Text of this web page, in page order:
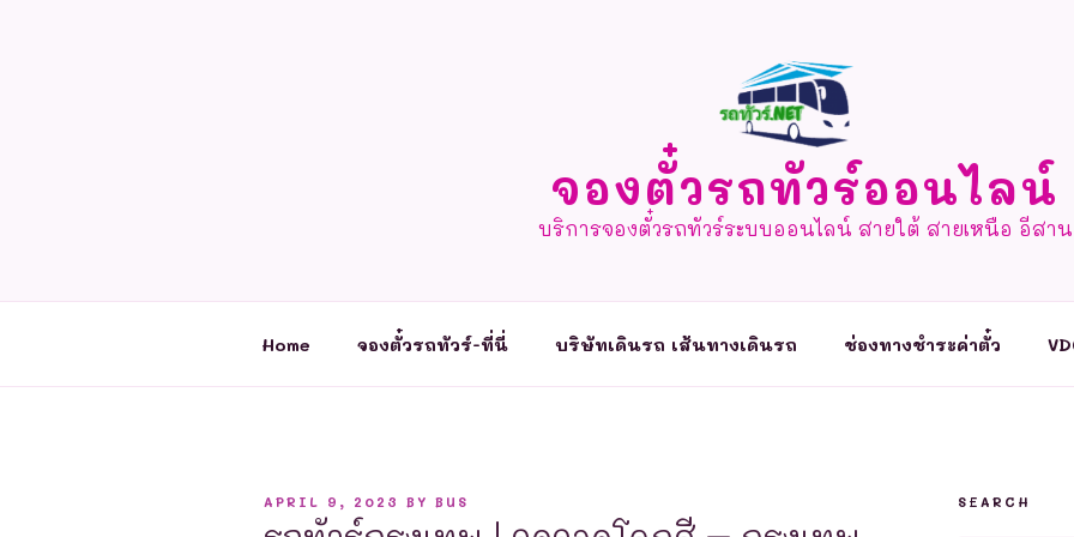
จองตั๋วรถทัวร์ออนไลน์
บริการจองตั๋วรถทัวร์ระบบออนไลน์ สายใต้ สายเหนือ อีสาน
Home จองตั๋วรถทัวร์-ที่นี่ บริษัทเดินรถ เส้นทางเดินรถ ช่องทางชำระค่าตั๋ว
POSTED
APRIL 9, 2023 BY BUS SEARCH